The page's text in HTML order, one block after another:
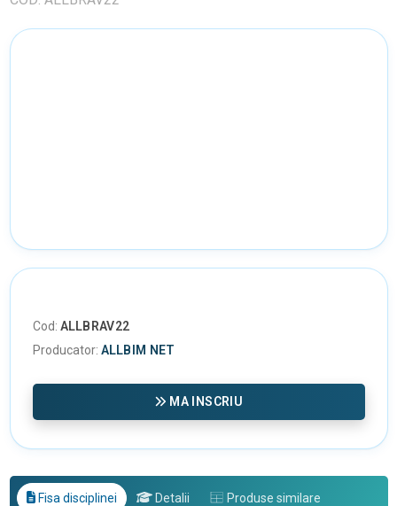
Cod: ALLBRAV22
Producator: ALLBIM NET
MA INSCRIU
Fisa disciplinei Detalii Produse similare